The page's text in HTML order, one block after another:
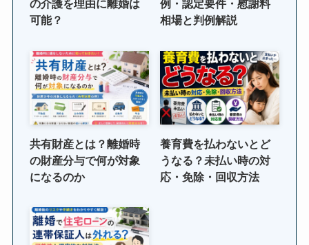
の介護を理由に離婚は
可能？
例・認定要件・慰謝料
相場と判例解説
共有財産とは？離婚時
の財産分与で何が対象
になるのか
養育費を払わないとど
うなる？未払い時の対
応・免除・回収方法